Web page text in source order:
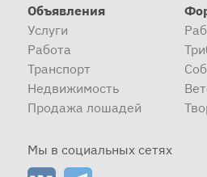
Объявления
Услуги
Работа
Транспорт
Недвижимость
Продажа лошадей
Мы в социальных сетях